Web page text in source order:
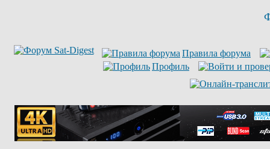
Правила форума
Профиль